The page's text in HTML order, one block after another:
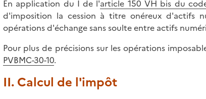
En application du I de l'article 150 VH bis du
d'imposition la cession à titre onéreux d'actifs
opérations d'échange sans soulte entre actifs
Pour plus de précisions sur les opérations
PVBMC-30-10.
II. Calcul de l'impôt